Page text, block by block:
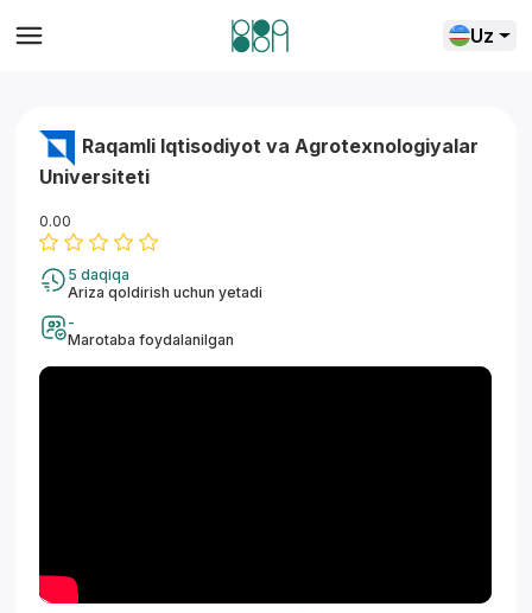
Uz
Raqamli Iqtisodiyot vа Agrotexnologiyalar
Universiteti
0.00
5 daqiqa
Ariza qoldirish uchun yetadi
-
Marotaba foydalanilgan